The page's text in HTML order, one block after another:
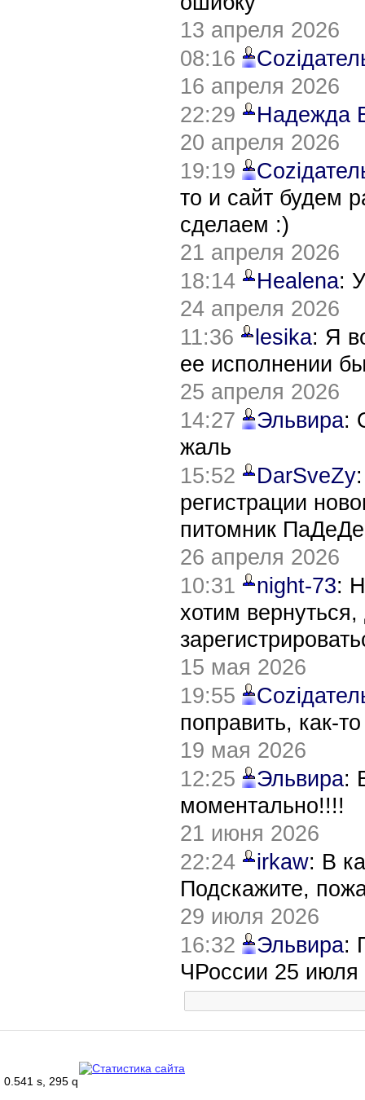
13 апреля 2026
08:16
16 апреля 2026
22:29
Надежда
20 апреля 2026
19:19
то и сайт будем
сделаем :)
21 апреля 2026
18:14
Healena:
24 апреля 2026
11:36
lesika: Я
ее исполнении
25 апреля 2026
14:27
Эльвира:
жаль
15:52
DarSveZy
регистрации
питомник
26 апреля 2026
10:31
night-73:
хотим
15 мая 2026
19:55
поправить, как-
19 мая 2026
12:25
Эльвира:
моментально!!!!
21 июня 2026
22:24
irkaw: В
Подскажите,
29 июля 2026
16:32
Эльвира:
ЧРоссии 25 июля
0.541 s, 295 q